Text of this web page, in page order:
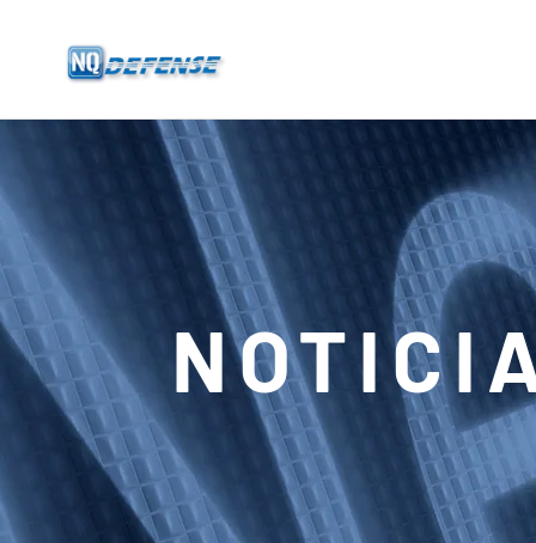
- - Sistema Anti-Dron Estacionario
- - - ND-BU001 Sistema Estándar Anti-Dron
- - - ND-BU002 Sistema Anti-Dron de Gama Alta
- - - ND-BU003 Pasivo Sistema Anti-Dron
- - - ND-BU004 Sistema Anti-Dron de Seguridad de Base